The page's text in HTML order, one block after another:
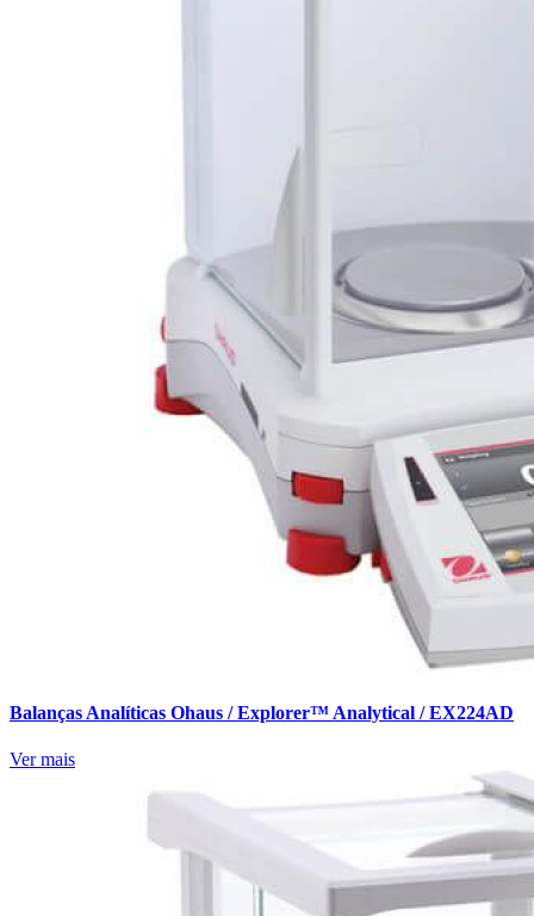
Balanças Analíticas Ohaus / Explorer™ Analytical / EX224AD
Ver mais